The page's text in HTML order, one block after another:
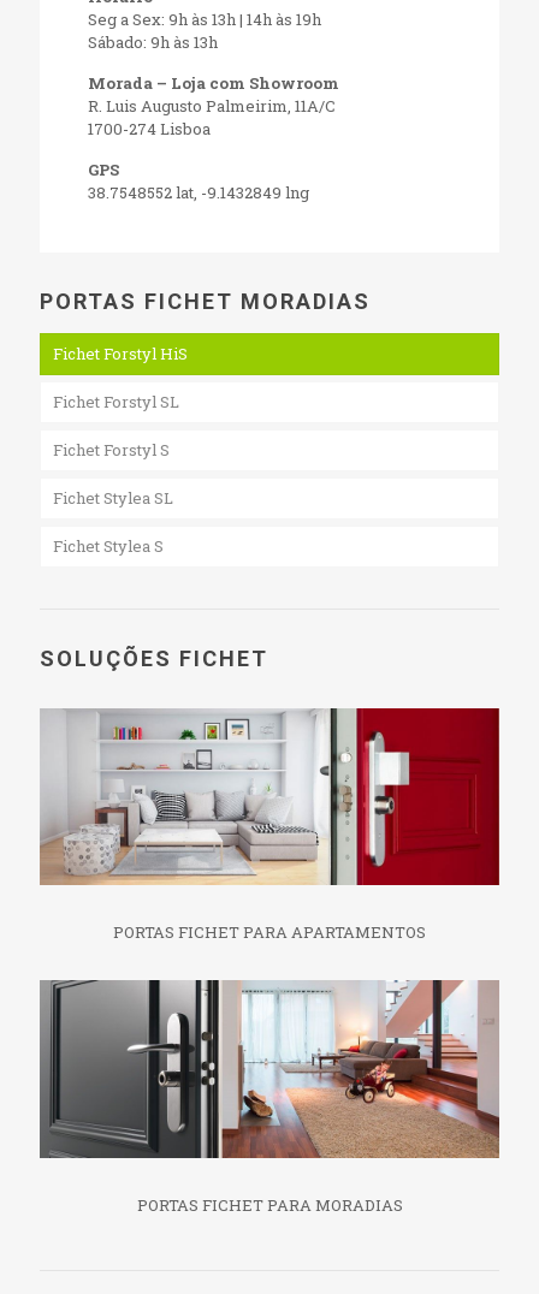
Seg a Sex: 9h às 13h | 14h às 19h
Sábado: 9h às 13h
Morada – Loja com Showroom
R. Luis Augusto Palmeirim, 11A/C
1700-274 Lisboa
GPS
38.7548552 lat, -9.1432849 lng
PORTAS FICHET MORADIAS
Fichet Forstyl HiS
Fichet Forstyl SL
Fichet Forstyl S
Fichet Stylea SL
Fichet Stylea S
SOLUÇÕES FICHET
PORTAS FICHET PARA APARTAMENTOS
PORTAS FICHET PARA MORADIAS